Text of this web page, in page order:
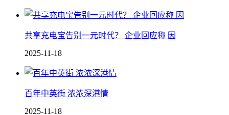
共享充电宝告别一元时代？ 企业回应称 因
2025-11-18
百年中英街 浓浓深港情
2025-11-18